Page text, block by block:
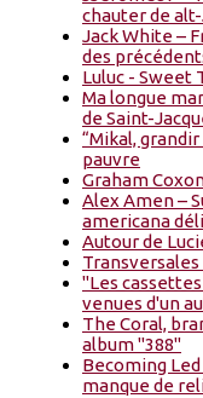
chauter de
Jack White –
des
Luluc - Sweet
Ma longue
de Saint-
“Mikal,
pauvre
Graham
Alex Amen –
americana
Autour de
Transversales
"Les
venues d'un
The Coral,
album "388"
Becoming
manque de